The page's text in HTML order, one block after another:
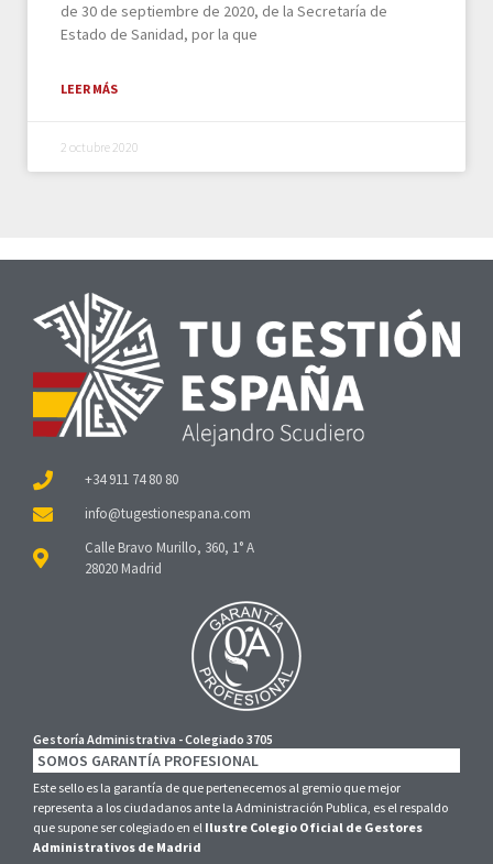
de 30 de septiembre de 2020, de la Secretaría de
Estado de Sanidad, por la que
LEER MÁS
2 octubre 2020
+34 911 74 80 80
Calle Bravo Murillo, 360, 1° A
28020 Madrid
Gestoría Administrativa - Colegiado 3705
SOMOS GARANTÍA PROFESIONAL
Este sello es la garantía de que pertenecemos al gremio que mejor
representa a los ciudadanos ante la Administración Publica, es el respaldo
que supone ser colegiado en el Ilustre Colegio Oficial de Gestores
Administrativos de Madrid